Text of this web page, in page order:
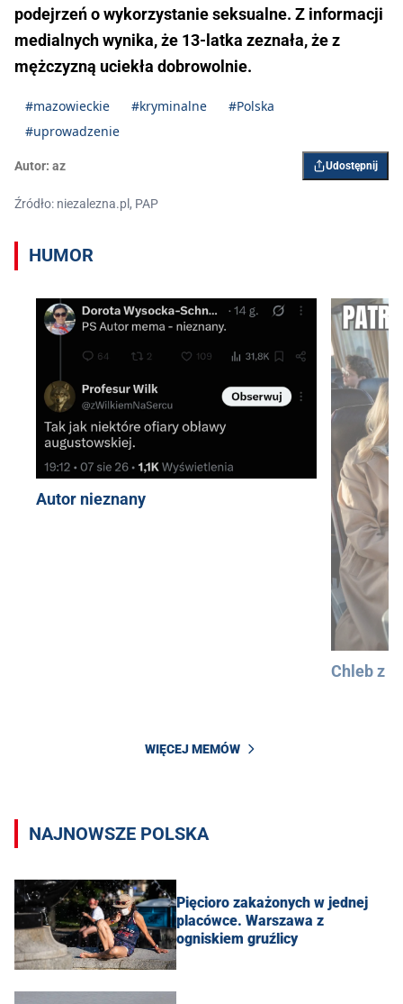
podejrzeń o wykorzystanie seksualne. Z informacji
medialnych wynika, że 13-latka zeznała, że z
mężczyzną uciekła dobrowolnie.
#mazowieckie #kryminalne
#Polska
#uprowadzenie
Autor: az Udostępnij
Źródło: niezalezna.pl, PAP
HUMOR
Autor nieznany
Chleb z
WIĘCEJ MEMÓW
NAJNOWSZE POLSKA
Pięcioro zakażonych w jednej
placówce. Warszawa z
ogniskiem gruźlicy